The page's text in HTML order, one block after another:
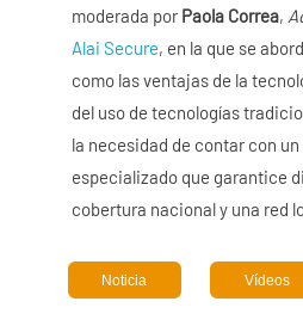
moderada por Paola Correa,
Alai Secure, en la que se
como las ventajas de la
del uso de tecnologías
la necesidad de contar con
especializado que garantice
cobertura nacional y una red
Noticia Vídeos